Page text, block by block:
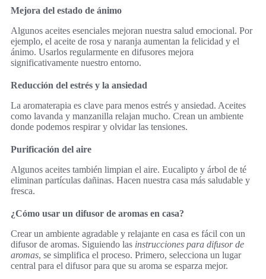
Mejora del estado de ánimo
Algunos aceites esenciales mejoran nuestra salud emocional. Por
ejemplo, el aceite de rosa y naranja aumentan la felicidad y el
ánimo. Usarlos regularmente en difusores mejora
significativamente nuestro entorno.
Reducción del estrés y la ansiedad
La aromaterapia es clave para menos estrés y ansiedad. Aceites
como lavanda y manzanilla relajan mucho. Crean un ambiente
donde podemos respirar y olvidar las tensiones.
Purificación del aire
Algunos aceites también limpian el aire. Eucalipto y árbol de té
eliminan partículas dañinas. Hacen nuestra casa más saludable y
fresca.
¿Cómo usar un difusor de aromas en casa?
Crear un ambiente agradable y relajante en casa es fácil con un
difusor de aromas. Siguiendo las instrucciones para difusor de
aromas, se simplifica el proceso. Primero, selecciona un lugar
central para el difusor para que su aroma se esparza mejor.